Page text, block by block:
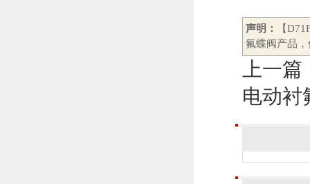
声明：
【
氟蝶阀产品
上一篇
电动衬